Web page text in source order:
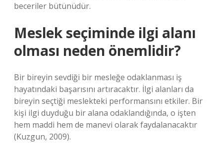
beceriler bütünüdür.
Meslek seçiminde ilgi alanı
olması neden önemlidir?
Bir bireyin sevdiği bir mesleğe odaklanması iş
hayatındaki başarısını artıracaktır. İlgi alanları da
bireyin seçtiği meslekteki performansını etkiler. Bir
kişi ilgi duyduğu bir alana odaklandığında, o işten
hem maddi hem de manevi olarak faydalanacaktır
(Kuzgun, 2009).